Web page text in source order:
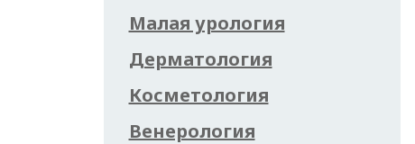
Малая урология
Дерматология
Косметология
Венерология